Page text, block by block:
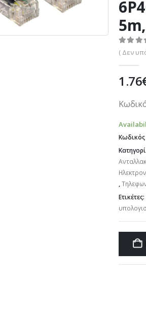
0 out of
( Δεν
1.76
Κωδικός
,
Ετικέτες: